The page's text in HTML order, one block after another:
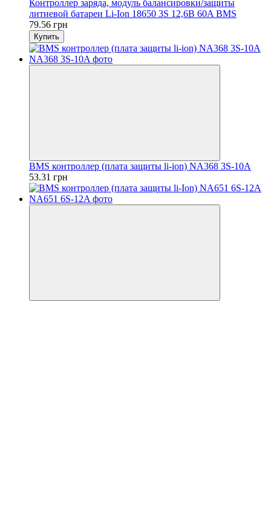
Контроллер заряда, модуль балансировки/защиты
литиевой батареи Li-Ion 18650 3S 12,6В 60A BMS
79.56 грн
Купить
BMS контроллер (плата защиты li-ion) NA368 3S-10A
53.31 грн